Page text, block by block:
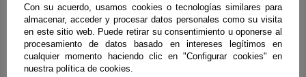
Biomedicina
Diseñan unas ‘tijeras moleculares’ que frenan
la infección del VIH en células de laboratorio
Con su acuerdo, usamos cookies o tecnologías similares para
almacenar, acceder y procesar datos personales como su visita
en este sitio web. Puede retirar su consentimiento u oponerse al
procesamiento de datos basado en intereses legítimos en
cualquier momento haciendo clic en "Configurar cookies" en
nuestra política de cookies.